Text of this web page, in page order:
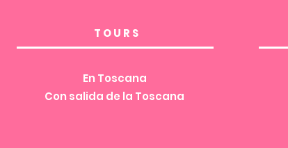
TOURS
En Toscana
Con salida de la Toscana